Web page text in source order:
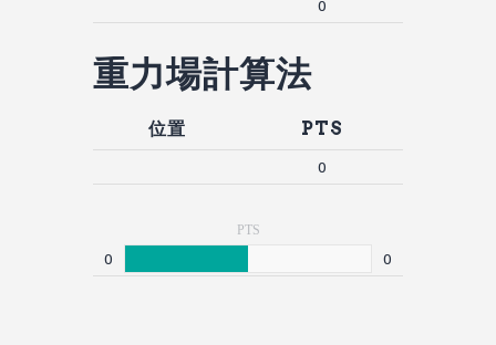
0
重力場計算法
位置 PTS
0
PTS
0 0